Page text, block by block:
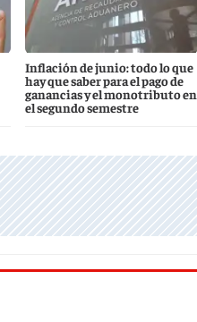
Inflación de junio: todo lo que
hay que saber para el pago de
ganancias y el monotributo en
el segundo semestre